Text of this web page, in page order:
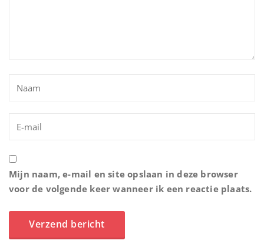
Mijn naam, e-mail en site opslaan in deze browser
voor de volgende keer wanneer ik een reactie plaats.